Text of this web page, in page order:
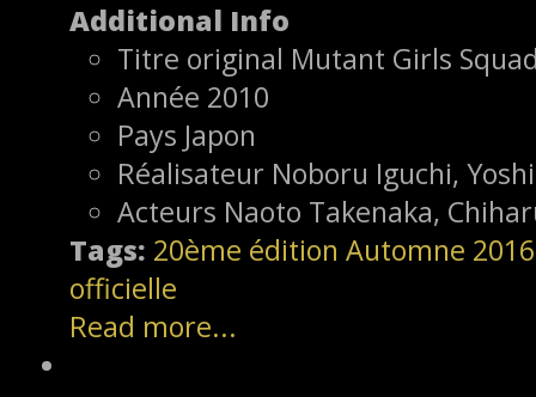
Additional Info
Titre original Mutant Girls
Année 2010
Pays Japon
Réalisateur Noboru Iguchi,
Acteurs Naoto Takenaka,
Tags: 20ème édition Automne 2016
officielle
Read more...